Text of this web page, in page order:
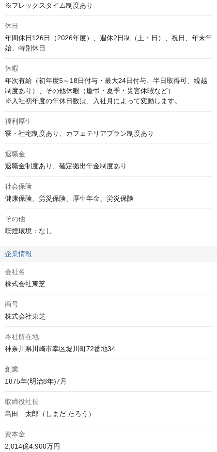
※フレックスタイム制度あり
休日
年間休日126日（2026年度）、週休2日制（土・日）、祝日、年末年
始、特別休日
休暇
年次有給（初年度5～18日付与・最大24日付与、半日取得可、繰越
制度あり）、その他休暇（慶弔・夏季・災害休暇など）
※入社初年度の年休日数は、入社月によって変動します。
福利厚生
寮・社宅制度あり、カフェテリアプラン制度あり
退職金
退職金制度あり、確定拠出年金制度あり
社会保険
健康保険、労災保険、厚生年金、労災保険
その他
喫煙環境：なし
企業情報
会社名
株式会社東芝
商号
株式会社東芝
本社所在地
神奈川県川崎市幸区堀川町72番地34
創業
1875年(明治8年)7月
取締役社長
島田　太郎（しまだ たろう）
資本金
2,014億4,900万円